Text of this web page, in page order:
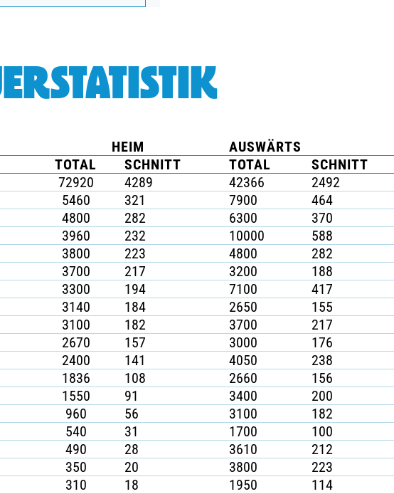
HEIM AUSWÄRTS
TOTAL SCHNITT TOTAL SCHNITT
72920 4289 42366 2492
5460 321 7900 464
4800 282 6300 370
3960 232 10000 588
3800 223 4800 282
3700 217 3200 188
3300 194 7100 417
3140 184 2650 155
3100 182 3700 217
2670 157 3000 176
2400 141 4050 238
1836 108 2660 156
1550 91 3400 200
960 56 3100 182
540 31 1700 100
490 28 3610 212
350 20 3800 223
310 18 1950 114